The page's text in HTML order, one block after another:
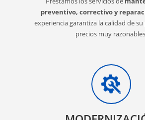
preventivo, correctivo y
experiencia garantiza la calidad de
precios muy